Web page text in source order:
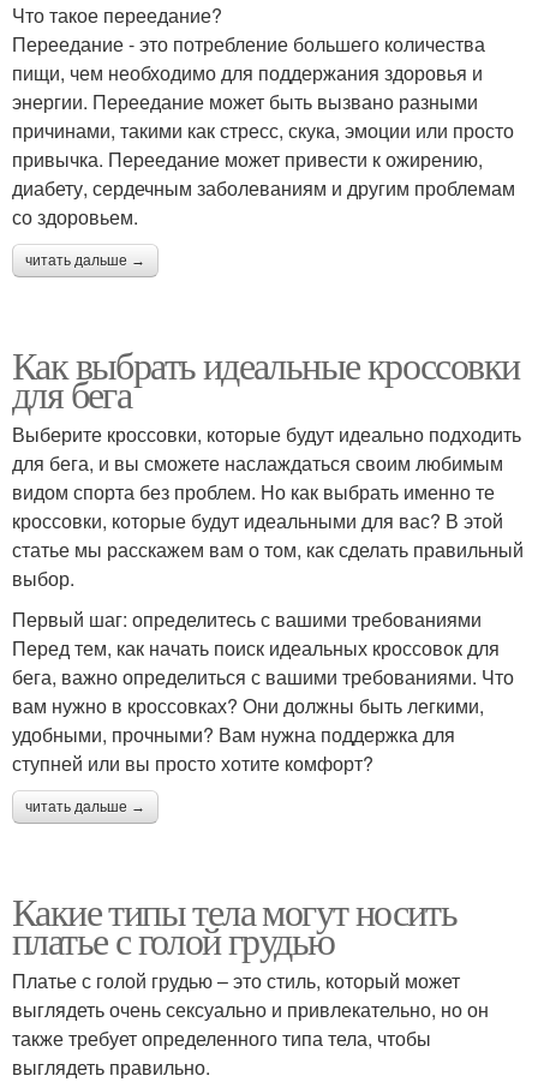
Что такое переедание?
Переедание - это потребление большего количества
пищи, чем необходимо для поддержания здоровья и
энергии. Переедание может быть вызвано разными
причинами, такими как стресс, скука, эмоции или просто
привычка. Переедание может привести к ожирению,
диабету, сердечным заболеваниям и другим проблемам
со здоровьем.
читать дальше →
Как выбрать идеальные кроссовки
для бега
Выберите кроссовки, которые будут идеально подходить
для бега, и вы сможете наслаждаться своим любимым
видом спорта без проблем. Но как выбрать именно те
кроссовки, которые будут идеальными для вас? В этой
статье мы расскажем вам о том, как сделать правильный
выбор.
Первый шаг: определитесь с вашими требованиями
Перед тем, как начать поиск идеальных кроссовок для
бега, важно определиться с вашими требованиями. Что
вам нужно в кроссовках? Они должны быть легкими,
удобными, прочными? Вам нужна поддержка для
ступней или вы просто хотите комфорт?
читать дальше →
Какие типы тела могут носить
платье с голой грудью
Платье с голой грудью – это стиль, который может
выглядеть очень сексуально и привлекательно, но он
также требует определенного типа тела, чтобы
выглядеть правильно.